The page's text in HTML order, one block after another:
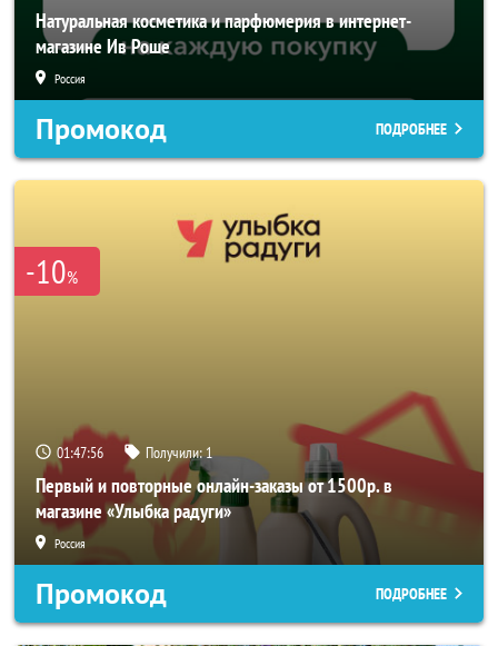
Натуральная косметика и парфюмерия в интернет-
магазине Ив Роше
Россия
Промокод ПОДРОБНЕЕ
-10%
01:47:54 Получили:1
Первый и повторные онлайн-заказы от 1500р. в
магазине «Улыбка радуги»
Россия
Промокод ПОДРОБНЕЕ